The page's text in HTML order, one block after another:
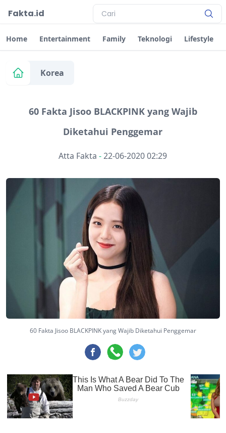
Fakta.id
Home Entertainment Family Teknologi Lifestyle
Korea
60 Fakta Jisoo BLACKPINK yang Wajib
Diketahui Penggemar
Atta Fakta -22-06-2020 02:29
60 Fakta Jisoo BLACKPINK yang Wajib Diketahui Penggemar